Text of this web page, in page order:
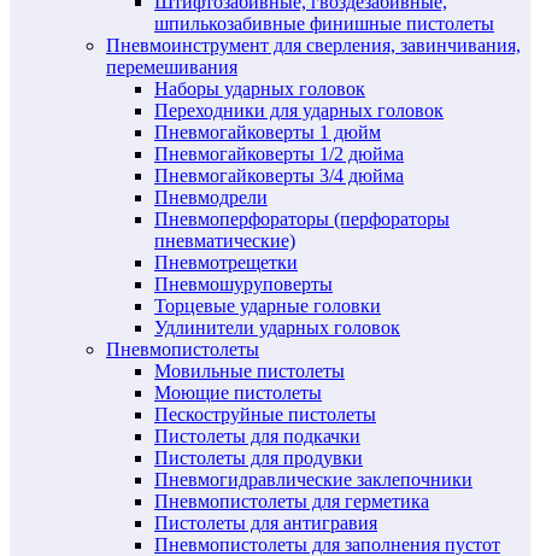
шпилькозабивные финишные пистолеты
Пневмоинструмент для сверления, завинчивания,
перемешивания
Наборы ударных головок
Переходники для ударных головок
Пневмогайковерты 1 дюйм
Пневмогайковерты 1/2 дюйма
Пневмогайковерты 3/4 дюйма
Пневмодрели
Пневмоперфораторы (перфораторы
пневматические)
Пневмотрещетки
Пневмошуруповерты
Торцевые ударные головки
Удлинители ударных головок
Пневмопистолеты
Мовильные пистолеты
Моющие пистолеты
Пескоструйные пистолеты
Пистолеты для подкачки
Пистолеты для продувки
Пневмогидравлические заклепочники
Пневмопистолеты для герметика
Пистолеты для антигравия
Пневмопистолеты для заполнения пустот